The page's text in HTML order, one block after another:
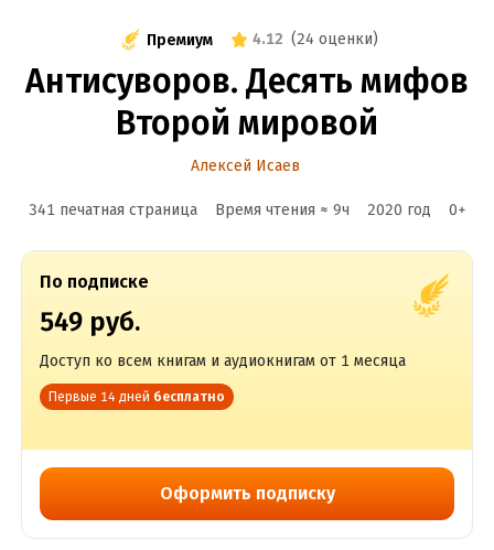
Премиум 4.12 (24 оценки)
Антисуворов. Десять мифов
Второй мировой
Алексей Исаев
341 печатная страница Время чтения ≈ 9ч 2020 год 0+
По подписке
549 руб.
Доступ ко всем книгам и аудиокнигам от 1 месяца
Первые 14 дней бесплатно
Оформить подписку